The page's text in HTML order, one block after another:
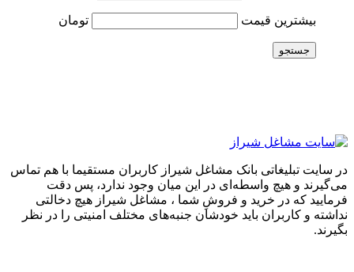
بیشترین قیمت تومان
جستجو
در سایت تبلیغاتی بانک مشاغل شیراز کاربران مستقیما با هم تماس
می‌گیرند و هیچ واسطه‌ای در این میان وجود ندارد، پس دقت
فرمایید که در خرید و فروشِ شما ، مشاغل شیراز هیچ دخالتی
نداشته و کاربران باید خودشان جنبه‌های مختلف امنیتی را در نظر
بگیرند.